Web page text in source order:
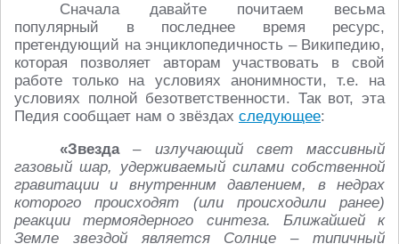
Сначала давайте почитаем весьма
популярный в последнее время ресурс,
претендующий на энциклопедичность – Википедию,
которая позволяет авторам участвовать в свой
работе только на условиях анонимности, т.е. на
условиях полной безответственности. Так вот, эта
Педия сообщает нам о звёздах следующее:
«Звезда– излучающий свет массивный
газовый шар, удерживаемый силами собственной
гравитации и внутренним давлением, в недрах
которого происходят (или происходили ранее)
реакции термоядерного синтеза. Ближайшей к
Земле звездой является Солнце – типичный